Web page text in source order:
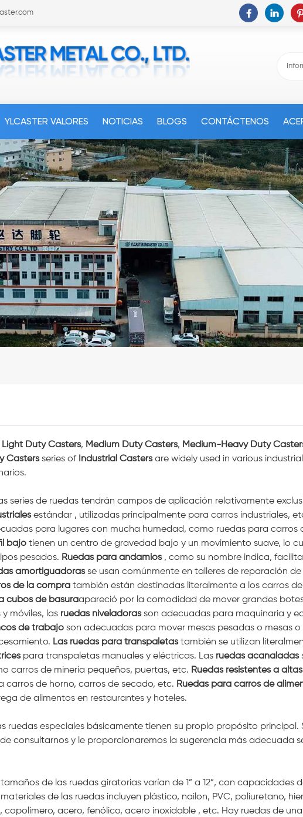
YLCASTER VALORES NOTICIAS BLOGS CONTÁCTENOS
Light Duty Casters, Medium Duty Casters, Medium-Heavy Duty
Castersseries of Industrial Castersare widely used in various
series de ruedas tendrán campos de aplicación relativamente
estándar , utilizadas principalmente para carros industriales,
para lugares con mucha humedad, como ruedas para carros
bajotienen un centro de gravedad bajo y un movimiento suave, lo
pesados. Ruedas para andamios, como su nombre indica,
amortiguadorasse usan comúnmente en talleres de reparación de
de la compratambién están destinadas literalmente a los carros
cubos de basuraapareció por la comodidad de mover grandes
y móviles, las ruedas niveladorasson adecuadas para maquinaria y
de trabajoson adecuadas para mover mesas pesadas o mesas
Las ruedas para transpaletastambién se utilizan
para transpaletas manuales y eléctricas. Las ruedas acanaladas
carros de minería pequeños, puertas, etc. Ruedas resistentes a
carros de horno, carros de secado, etc. Ruedas para carros de
de alimentos en restaurantes y hoteles.
ruedas especiales básicamente tienen su propio propósito
consultarnos y le proporcionaremos la sugerencia más adecuada
tamaños de las ruedas giratorias varían de 1” a 12”, con capacidades
materiales de las ruedas incluyen plástico, nailon, PVC, poliuretano,
copolímero, acero, fenólico, acero inoxidable , etc. Hay ruedas de